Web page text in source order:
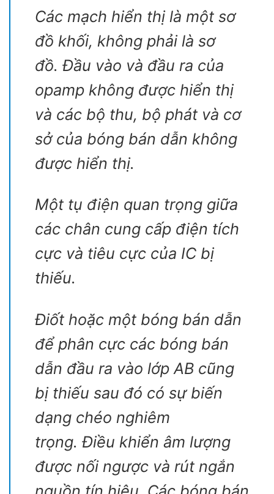
Các mạch hiển thị là một sơ
đồ khối, không phải là sơ
đồ. Đầu vào và đầu ra của
opamp không được hiển thị
và các bộ thu, bộ phát và cơ
sở của bóng bán dẫn không
được hiển thị.
Một tụ điện quan trọng giữa
các chân cung cấp điện tích
cực và tiêu cực của IC bị
thiếu.
Điốt hoặc một bóng bán dẫn
để phân cực các bóng bán
dẫn đầu ra vào lớp AB cũng
bị thiếu sau đó có sự biến
dạng chéo nghiêm
trọng. Điều khiển âm lượng
được nối ngược và rút ngắn